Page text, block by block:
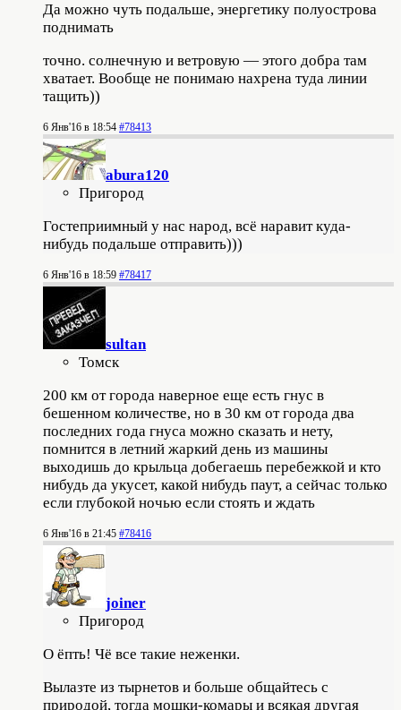
Да можно чуть подальше, энергетику полуострова
поднимать
точно. солнечную и ветровую — этого добра там
хватает. Вообще не понимаю нахрена туда линии
тащить))
6 Янв'16 в 18:54 #78413
abura120
Пригород
Гостеприимный у нас народ, всё наравит куда-
нибудь подальше отправить)))
6 Янв'16 в 18:59 #78417
sultan
Томск
200 км от города наверное еще есть гнус в
бешенном количестве, но в 30 км от города два
последних года гнуса можно сказать и нету,
помнится в летний жаркий день из машины
выходишь до крыльца добегаешь перебежкой и кто
нибудь да укусет, какой нибудь паут, а сейчас только
если глубокой ночью если стоять и ждать
6 Янв'16 в 21:45 #78416
joiner
Пригород
О ёпть! Чё все такие неженки.
Вылазте из тырнетов и больше общайтесь с
природой, тогда мошки-комары и всякая другая